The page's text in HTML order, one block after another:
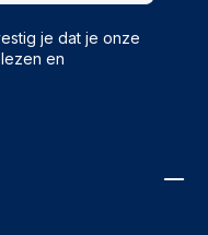
je dat je onze
en